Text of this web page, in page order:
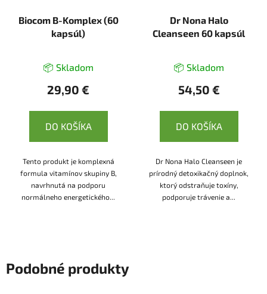
Biocom B-Komplex (60
kapsúl)
📦 Skladom
29,90 €
DO KOŠÍKA
Tento produkt je komplexná
formula vitamínov skupiny B,
navrhnutá na podporu
normálneho energetického...
Dr Nona Halo
Cleanseen 60 kapsúl
📦 Skladom
54,50 €
DO KOŠÍKA
Dr Nona Halo Cleanseen je
prírodný detoxikačný doplnok,
ktorý odstraňuje toxíny,
podporuje trávenie a...
Podobné produkty